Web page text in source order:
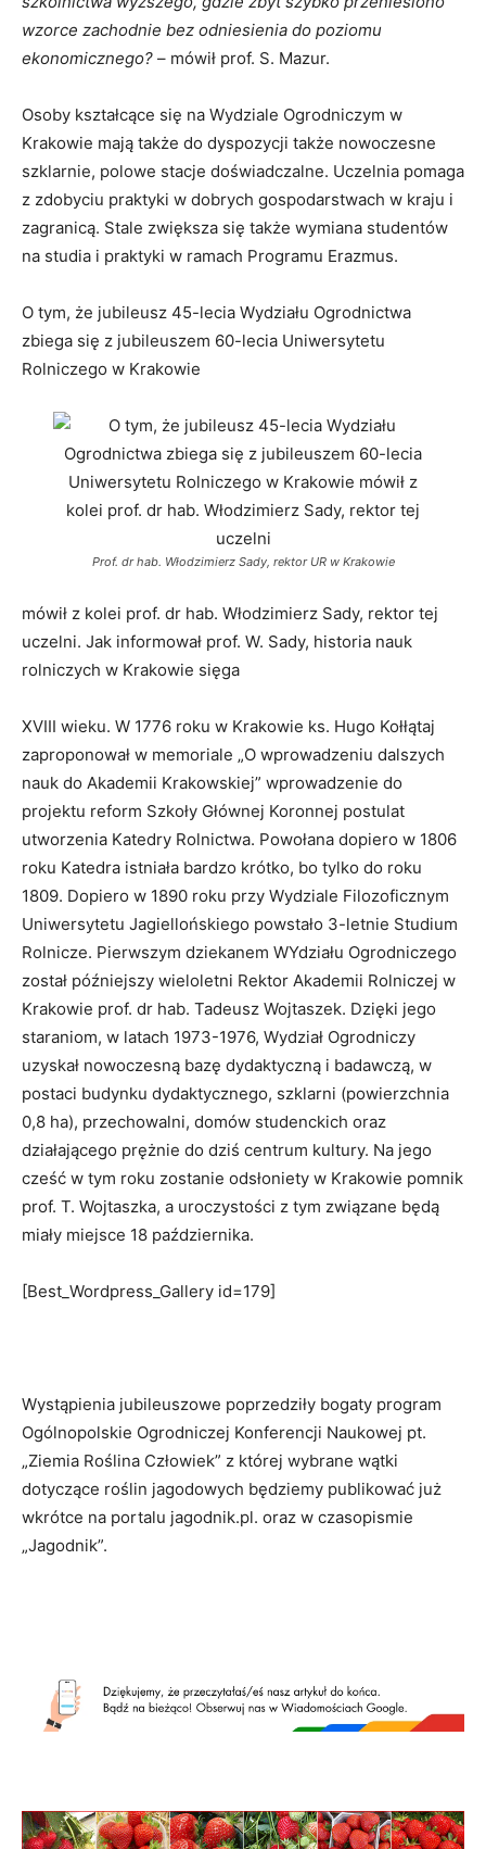
wzorce zachodnie bez odniesienia do poziomu
ekonomicznego? – mówił prof. S. Mazur.
Osoby kształcące się na Wydziale Ogrodniczym w
Krakowie mają także do dyspozycji także nowoczesne
szklarnie, polowe stacje doświadczalne. Uczelnia pomaga
z zdobyciu praktyki w dobrych gospodarstwach w kraju i
zagranicą. Stale zwiększa się także wymiana studentów
na studia i praktyki w ramach Programu Erazmus.
O tym, że jubileusz 45-lecia Wydziału Ogrodnictwa
zbiega się z jubileuszem 60-lecia Uniwersytetu
Rolniczego w Krakowie
Prof. dr hab. Włodzimierz Sady, rektor UR w Krakowie
mówił z kolei prof. dr hab. Włodzimierz Sady, rektor tej
uczelni. Jak informował prof. W. Sady, historia nauk
rolniczych w Krakowie sięga
XVIII wieku. W 1776 roku w Krakowie ks. Hugo Kołłątaj
zaproponował w memoriale „O wprowadzeniu dalszych
nauk do Akademii Krakowskiej” wprowadzenie do
projektu reform Szkoły Głównej Koronnej postulat
utworzenia Katedry Rolnictwa. Powołana dopiero w 1806
roku Katedra istniała bardzo krótko, bo tylko do roku
1809. Dopiero w 1890 roku przy Wydziale Filozoficznym
Uniwersytetu Jagiellońskiego powstało 3-letnie Studium
Rolnicze. Pierwszym dziekanem WYdziału Ogrodniczego
został późniejszy wieloletni Rektor Akademii Rolniczej w
Krakowie prof. dr hab. Tadeusz Wojtaszek. Dzięki jego
staraniom, w latach 1973-1976, Wydział Ogrodniczy
uzyskał nowoczesną bazę dydaktyczną i badawczą, w
postaci budynku dydaktycznego, szklarni (powierzchnia
0,8 ha), przechowalni, domów studenckich oraz
działającego prężnie do dziś centrum kultury. Na jego
cześć w tym roku zostanie odsłoniety w Krakowie pomnik
prof. T. Wojtaszka, a uroczystości z tym związane będą
miały miejsce 18 października.
[Best_Wordpress_Gallery id=179]
Wystąpienia jubileuszowe poprzedziły bogaty program
Ogólnopolskie Ogrodniczej Konferencji Naukowej pt.
„Ziemia Roślina Człowiek” z której wybrane wątki
dotyczące roślin jagodowych będziemy publikować już
wkrótce na portalu jagodnik.pl. oraz w czasopismie
„Jagodnik”.